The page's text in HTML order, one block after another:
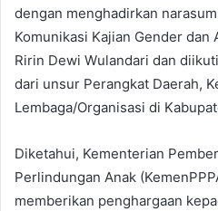
dengan menghadirkan
Komunikasi Kajian Gender dan
Ririn Dewi Wulandari dan
dari unsur Perangkat Daerah,
Lembaga/Organisasi di
Diketahui, Kementerian
Perlindungan Anak
memberikan penghargaan